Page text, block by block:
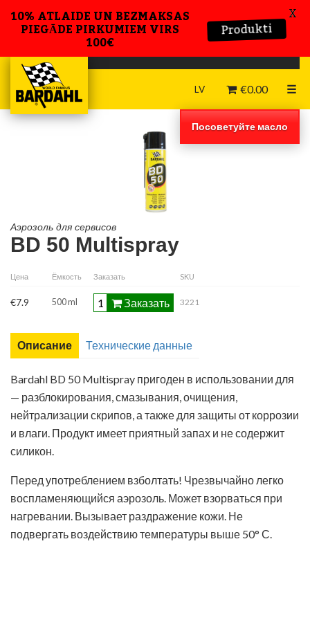
LV
Посоветуйте масло
€0.00 ☰
Aэрозоль для сервисов
BD 50 Multispray
Цена Ёмкость Заказать SKU
€7.9 500 ml Заказать 3221
Описание Технические данные
Bardahl BD 50 Multispray пригоден в использовании для
— разблокирования, смазывания, очищения,
нейтрализации скрипов, а также для защиты от коррозии
и влаги. Продукт имеет приятный запах и не содержит
силикон.
Перед употреблением взболтать! Чрезвычайно легко
воспламеняющийся аэрозоль. Может взорваться при
нагревании. Вызывает раздражение кожи. Не
подвергать воздействию температуры выше 50° С.
Паспорт безопасности химической продукции
10% ATLAIDE UN BEZMAKSAS
PIEGĀDE PIRKUMIEM VIRS
100€ Produkti
X